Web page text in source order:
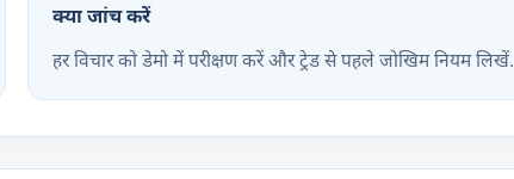
क्या जांच करें
हर विचार को डेमो में परीक्षण करें और ट्रेड से पहले जोखिम नियम लिखें.